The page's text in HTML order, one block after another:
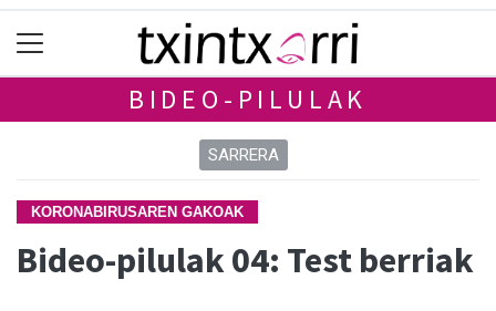
BIDEO-PILULAK
SARRERA
KORONABIRUSAREN GAKOAK
Bideo-pilulak 04: Test berriak